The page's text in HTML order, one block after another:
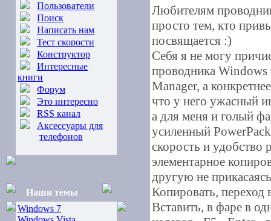
Пользователи
Поиск
Написать нам
Тест скорости
Конструктор
Интересные
книги
Форум
Это интересно
RSS канал
Аксессуары для
телефонов
Наши темы
Windows 7
Любителям
просто тем, кто
посвящается :)
Себя я не могу
проводника Windows
Manager, а
что у него ужасный
а для меня и голый
усиленный
скорость и удобство
элементарное
другую не
Копировать,
Вставить, в фаре в